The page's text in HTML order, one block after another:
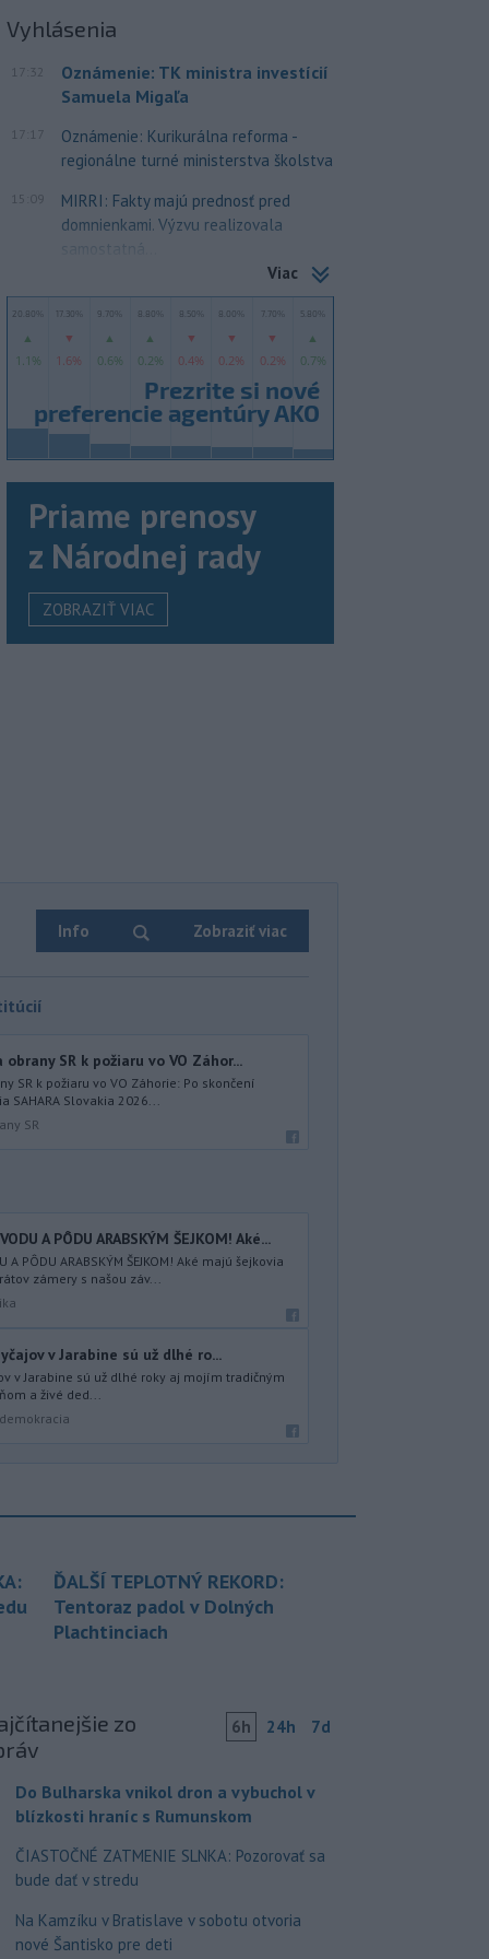
Vyhlásenia
17:32
Oznámenie: TK ministra investícií
Samuela Migaľa
17:17
Oznámenie: Kurikurálna reforma -
regionálne turné ministerstva školstva
15:09
MIRRI: Fakty majú prednosť pred
domnienkami. Výzvu realizovala
samostatná...
Viac
Priame prenosy
z Národnej rady
ZOBRAZIŤ VIAC
Info Zobraziť viac
SR k požiaru vo VO Záhor...
SR k požiaru vo VO Záhorie: Po skončení
SAHARA Slovakia 2026...
SR
A PÔDU ARABSKÝM ŠEJKOM! Aké...
A PÔDU ARABSKÝM ŠEJKOM! Aké majú šejkovia
zámery s našou záv...
v Jarabine sú už dlhé ro...
v Jarabine sú už dlhé roky aj mojím tradičným
a živé ded...
ĎALŠÍ TEPLOTNÝ REKORD:
Tentoraz padol v Dolných
Plachtinciach
zo
6h 24h 7d
Do Bulharska vnikol dron a vybuchol v
blízkosti hraníc s Rumunskom
ČIASTOČNÉ ZATMENIE SLNKA: Pozorovať sa
bude dať v stredu
Na Kamzíku v Bratislave v sobotu otvoria
nové Šantisko pre deti